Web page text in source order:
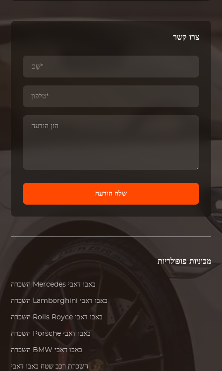
צרו קשר
שלח הודעה
מכוניות פופולריות
Mercedes באבו דאבי
Lamborghini באבו דאבי
Rolls Royce באבו דאבי
Porsche באבו דאבי
BMW באבו דאבי
השכרת רכב שטח באבו דאבי